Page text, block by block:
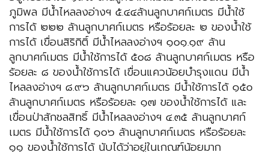
ภูมิพล มีน้ำไหลลงอ่างฯ ๕.๔๔ล้านลูกบาศก์เมตร มีน้ำใช้
การได้ ๒๒๒ ล้านลูกบาศก์เมตร หรือร้อยละ ๒ ของน้ำใช้
การได้ เขื่อนสิริกิติ์ มีน้ำไหลลงอ่างฯ ๑๐๑.๑๙ ล้าน
ลูกบาศก์เมตร มีน้ำใช้การได้ ๕๐๘ ล้านลูกบาศก์เมตร หรือ
ร้อยละ ๘ ของน้ำใช้การได้ เขื่อนแควน้อยบำรุงแดน มีน้ำ
ไหลลงอ่างฯ ๘.๙๖ ล้านลูกบาศก์เมตร มีน้ำใช้การได้ ๑๕๐
ล้านลูกบาศก์เมตร หรือร้อยละ ๑๗ ของน้ำใช้การได้ และ
เขื่อนป่าสักชลสิทธิ์ มีน้ำไหลลงอ่างฯ ๔.๓๕ ล้านลูกบาศก์
เมตร มีน้ำใช้การได้ ๑๐๖ ล้านลูกบาศก์เมตร หรือร้อยละ
๑๑ ของน้ำใช้การได้ นับได้ว่าอยู่ในเกณฑ์น้อยมาก